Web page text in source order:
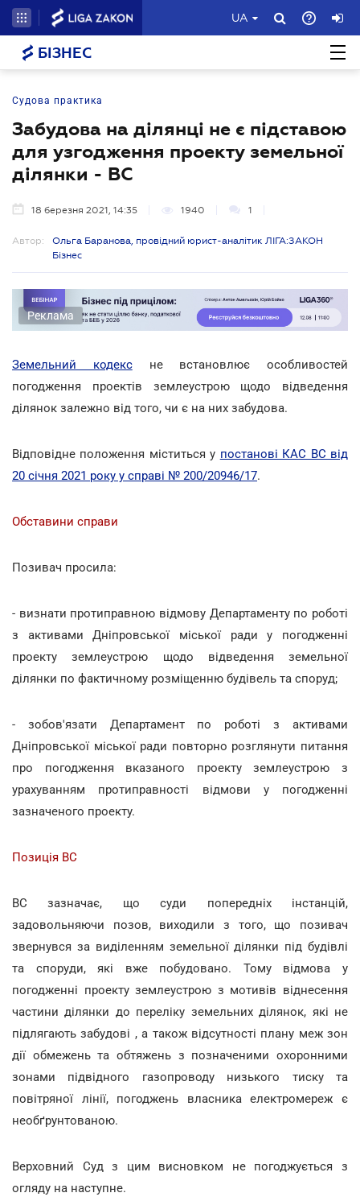
UA
БІЗНЕС
Судова практика
Забудова на ділянці не є підставою
для узгодження проекту земельної
ділянки - ВС
18 березня 2021, 14:35 1940 1
Автор:
Ольга Баранова, провідний юрист-аналітик ЛІГА:ЗАКОН
Бізнес
Реклама
Земельний кодексне встановлює особливостей
погодження проектів землеустрою щодо відведення
ділянок залежно від того, чи є на них забудова.
Відповідне положення міститься у постанові КАС ВС від
20 січня 2021 року у справі № 200/20946/17.
Обставини справи
Позивач просила:
- визнати протиправною відмову Департаменту по роботі
з активами Дніпровської міської ради у погодженні
проекту землеустрою щодо відведення земельної
ділянки по фактичному розміщенню будівель та споруд;
- зобов'язати Департамент по роботі з активами
Дніпровської міської ради повторно розглянути питання
про погодження вказаного проекту землеустрою з
урахуванням протиправності відмови у погодженні
зазначеного проекту.
Позиція ВС
ВС зазначає, що суди попередніх інстанцій,
задовольняючи позов, виходили з того, що позивач
звернувся за виділенням земельної ділянки під будівлі
та споруди, які вже побудовано. Тому відмова у
погодженні проекту землеустрою з мотивів віднесення
частини ділянки до переліку земельних ділянок, які не
підлягають забудові , а також відсутності плану меж зон
дії обмежень та обтяжень з позначеними охоронними
зонами підвідного газопроводу низького тиску та
повітряної лінії, погоджень власника електромереж є
необґрунтованою.
Верховний Суд з цим висновком не погоджується з
огляду на наступне.